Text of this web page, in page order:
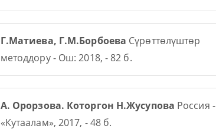
Г.Матиева, Г.М.Борбоева Сүрөттөлүштөр
методдору - Ош: 2018, - 82 б.
А. Орорзова. Которгон Н.Жусупова Россия -
«Кутаалам», 2017, - 48 б.